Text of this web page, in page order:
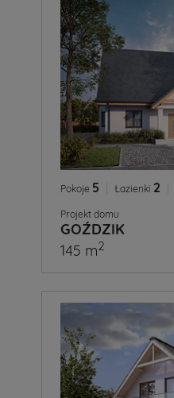
Pokoje 5 Łazienki 2
Projekt domu
GOŹDZIK
145 m2